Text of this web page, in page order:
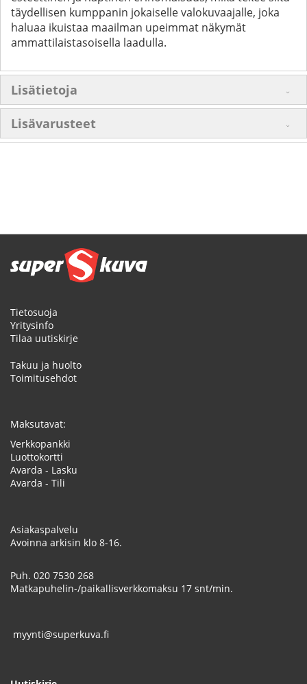
täydellisen kumppanin jokaiselle valokuvaajalle, joka
haluaa ikuistaa maailman upeimmat näkymät
ammattilaistasoisella laadulla.
Lisätietoja
Lisävarusteet
Tietosuoja
Yritysinfo
Tilaa uutiskirje
Takuu ja huolto
Toimitusehdot
Maksutavat:
Verkkopankki
Luottokortti
Avarda - Lasku
Avarda - Tili
Asiakaspalvelu
Avoinna arkisin klo 8-16.
Puh. 020 7530 268
Matkapuhelin-/paikallisverkkomaksu 17 snt/min.
myynti@superkuva.fi